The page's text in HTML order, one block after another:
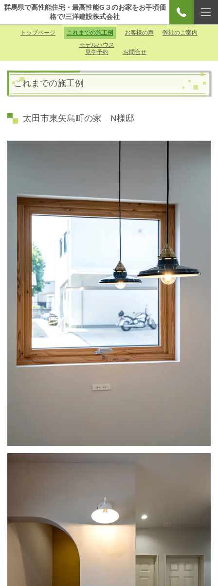
群馬県で高性能住宅・最高性能G３のお家をお手頃価
格で/三洋建設株式会社
トップページ これまでの施工例 お客様の声
弊社のご案内
モデルハウス
見学予約
お問合せ
これまでの施工例
太田市東矢島町の家 N様邸